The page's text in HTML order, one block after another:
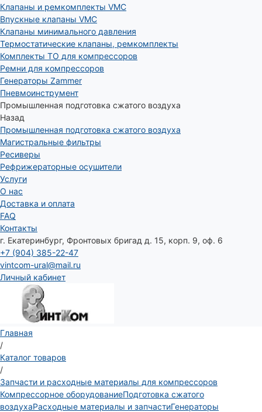
Клапаны и ремкомплекты VMC
Впускные клапаны VMC
Клапаны минимального давления
Термостатические клапаны, ремкомплекты
Комплекты ТО для компрессоров
Ремни для компрессоров
Генераторы Zammer
Пневмоинструмент
Промышленная подготовка сжатого воздуха
Назад
Промышленная подготовка сжатого воздуха
Магистральные фильтры
Ресиверы
Рефрижераторные осушители
Услуги
О нас
Доставка и оплата
FAQ
Контакты
г. Екатеринбург, Фронтовых бригад д. 15, корп. 9, оф. 6
+7 (904) 385-22-47
vintcom-ural@mail.ru
Личный кабинет
Главная
/
Каталог товаров
/
Запчасти и расходные материалы для компрессоров
Компрессорное оборудованиеПодготовка сжатого
воздухаРасходные материалы и запчастиГенераторы